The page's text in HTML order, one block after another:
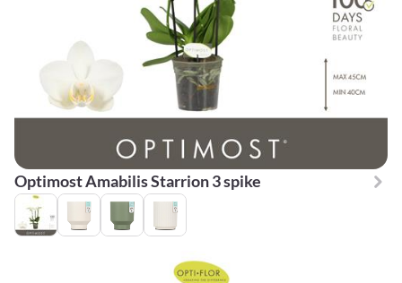
Optimost Amabilis Starrion 3 spike